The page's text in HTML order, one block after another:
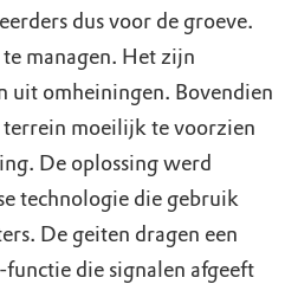
dus voor de groeve.
managen. Het zijn
uit omheiningen. Bovendien
moeilijk te voorzien
De oplossing werd
technologie die gebruik
De geiten dragen een
functie die signalen afgeeft